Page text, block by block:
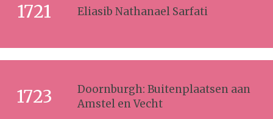
1721 Eliasib Nathanael Sarfati
1723
Doornburgh: Buitenplaatsen aan
Amstel en Vecht